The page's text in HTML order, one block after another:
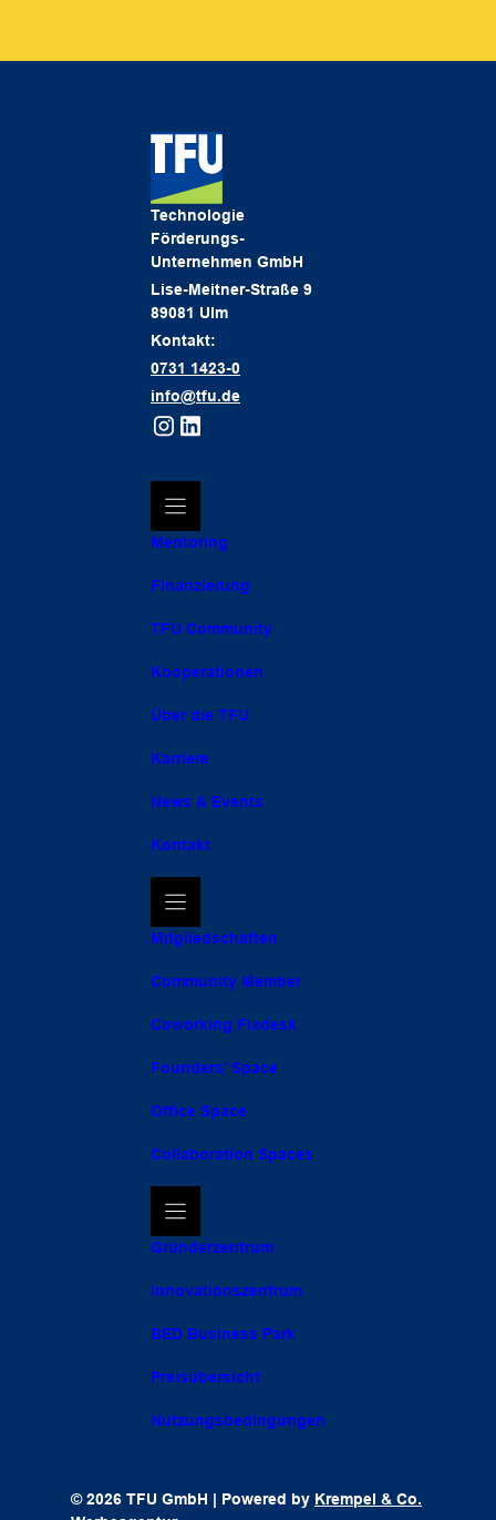
Technologie
Förderungs-
Unternehmen GmbH
Lise-Meitner-Straße 9
89081 Ulm
Kontakt:
0731 1423-0
info@tfu.de
Mentoring
Finanzierung
TFU Community
Kooperationen
Über die TFU
Karriere
News & Events
Kontakt
Mitgliedschaften
Community Member
Coworking Fixdesk
Founders’ Space
Office Space
Collaboration Spaces
Gründerzentrum
Innovationszentrum
BED Business Park
Preisübersicht
Nutzungsbedingungen
© 2026 TFU GmbH | Powered by Krempel & Co.